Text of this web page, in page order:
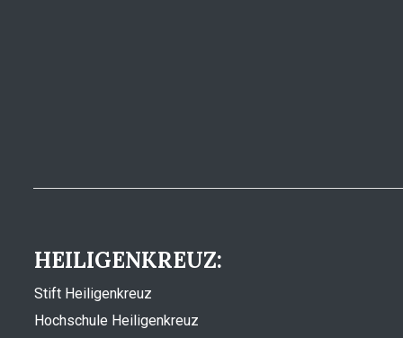
HEILIGENKREUZ:
Stift Heiligenkreuz
Hochschule Heiligenkreuz